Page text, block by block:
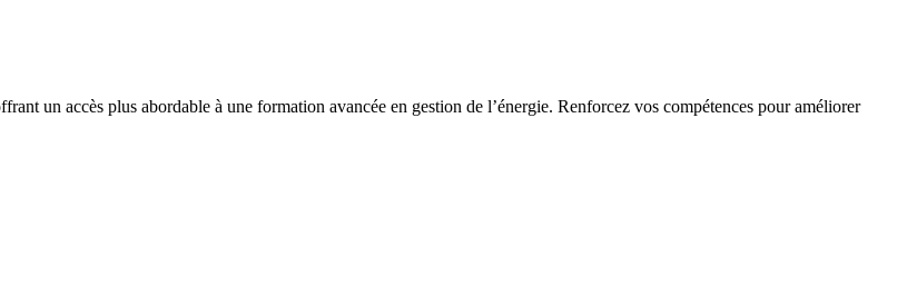
un accès plus abordable à une formation avancée en gestion de l’énergie. Renforcez vos compétences pour améliorer